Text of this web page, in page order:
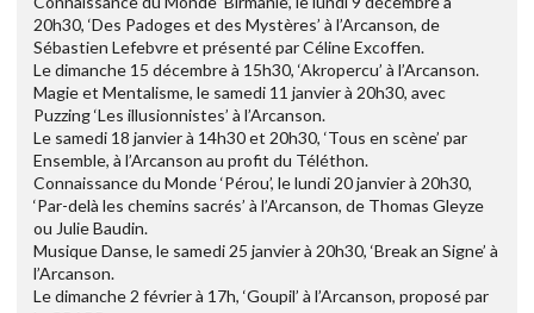
20h30, ‘Des Padoges et des Mystères’ à l’Arcanson, de
Sébastien Lefebvre et présenté par Céline Excoffen.
Le dimanche 15 décembre à 15h30, ‘Akropercu’ à l’Arcanson.
Magie et Mentalisme, le samedi 11 janvier à 20h30, avec
Puzzing ‘Les illusionnistes’ à l’Arcanson.
Le samedi 18 janvier à 14h30 et 20h30, ‘Tous en scène’ par
Ensemble, à l’Arcanson au profit du Téléthon.
Connaissance du Monde ‘Pérou’, le lundi 20 janvier à 20h30,
‘Par-delà les chemins sacrés’ à l’Arcanson, de Thomas Gleyze
ou Julie Baudin.
Musique Danse, le samedi 25 janvier à 20h30, ‘Break an Signe’ à
l’Arcanson.
Le dimanche 2 février à 17h, ‘Goupil’ à l’Arcanson, proposé par